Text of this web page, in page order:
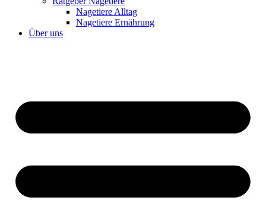
Nagetiere Alltag
Nagetiere Ernährung
Über uns